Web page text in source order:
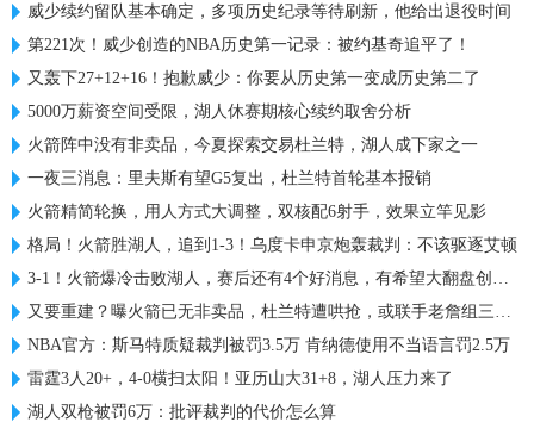
威少续约留队基本确定，多项历史纪录等待刷新，他给出退役时间
第221次！威少创造的NBA历史第一记录：被约基奇追平了！
又轰下27+12+16！抱歉威少：你要从历史第一变成历史第二了
5000万薪资空间受限，湖人休赛期核心续约取舍分析
火箭阵中没有非卖品，今夏探索交易杜兰特，湖人成下家之一
一夜三消息：里夫斯有望G5复出，杜兰特首轮基本报销
火箭精简轮换，用人方式大调整，双核配6射手，效果立竿见影
格局！火箭胜湖人，追到1-3！乌度卡申京炮轰裁判：不该驱逐艾顿
3-1！火箭爆冷击败湖人，赛后还有4个好消息，有希望大翻盘创历史
又要重建？曝火箭已无非卖品，杜兰特遭哄抢，或联手老詹组三巨头
NBA官方：斯马特质疑裁判被罚3.5万 肯纳德使用不当语言罚2.5万
雷霆3人20+，4-0横扫太阳！亚历山大31+8，湖人压力来了
湖人双枪被罚6万：批评裁判的代价怎么算